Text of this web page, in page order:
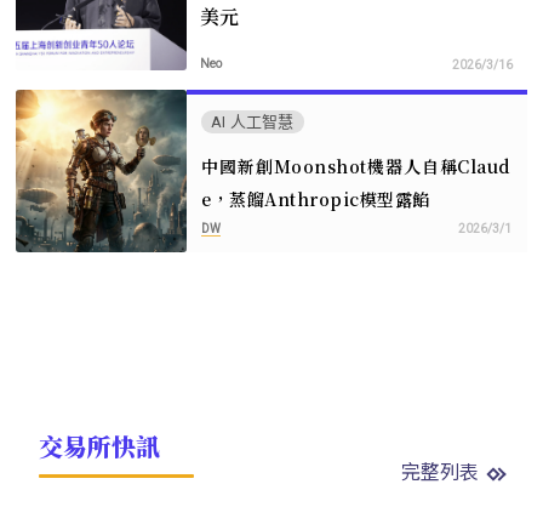
美元
Neo 2026/3/16
AI 人工智慧
中國新創Moonshot機器人自稱Claud
e，蒸餾Anthropic模型露餡
DW 2026/3/1
交易所快訊
完整列表